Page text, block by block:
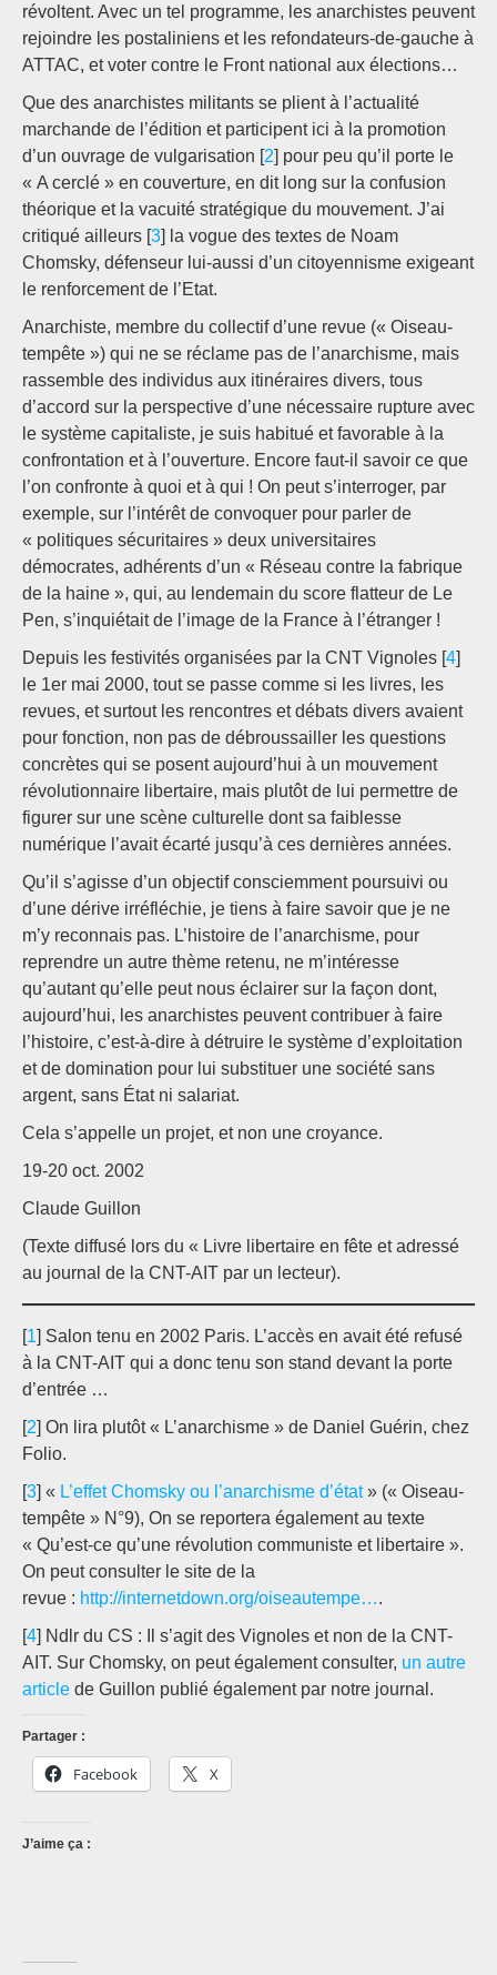
révoltent. Avec un tel programme, les anarchistes peuvent
rejoindre les postaliniens et les refondateurs-de-gauche à
ATTAC, et voter contre le Front national aux élections…
Que des anarchistes militants se plient à l’actualité
marchande de l’édition et participent ici à la promotion
d’un ouvrage de vulgarisation [2] pour peu qu’il porte le
« A cerclé » en couverture, en dit long sur la confusion
théorique et la vacuité stratégique du mouvement. J’ai
critiqué ailleurs [3] la vogue des textes de Noam
Chomsky, défenseur lui-aussi d’un citoyennisme exigeant
le renforcement de l’Etat.
Anarchiste, membre du collectif d’une revue (« Oiseau-
tempête ») qui ne se réclame pas de l’anarchisme, mais
rassemble des individus aux itinéraires divers, tous
d’accord sur la perspective d’une nécessaire rupture avec
le système capitaliste, je suis habitué et favorable à la
confrontation et à l’ouverture. Encore faut-il savoir ce que
l’on confronte à quoi et à qui ! On peut s’interroger, par
exemple, sur l’intérêt de convoquer pour parler de
« politiques sécuritaires » deux universitaires
démocrates, adhérents d’un « Réseau contre la fabrique
de la haine », qui, au lendemain du score flatteur de Le
Pen, s’inquiétait de l’image de la France à l’étranger !
Depuis les festivités organisées par la CNT Vignoles [4]
le 1er mai 2000, tout se passe comme si les livres, les
revues, et surtout les rencontres et débats divers avaient
pour fonction, non pas de débroussailler les questions
concrètes qui se posent aujourd’hui à un mouvement
révolutionnaire libertaire, mais plutôt de lui permettre de
figurer sur une scène culturelle dont sa faiblesse
numérique l’avait écarté jusqu’à ces dernières années.
Qu’il s’agisse d’un objectif consciemment poursuivi ou
d’une dérive irréfléchie, je tiens à faire savoir que je ne
m’y reconnais pas. L’histoire de l’anarchisme, pour
reprendre un autre thème retenu, ne m’intéresse
qu’autant qu’elle peut nous éclairer sur la façon dont,
aujourd’hui, les anarchistes peuvent contribuer à faire
l’histoire, c’est-à-dire à détruire le système d’exploitation
et de domination pour lui substituer une société sans
argent, sans État ni salariat.
Cela s’appelle un projet, et non une croyance.
19-20 oct. 2002
Claude Guillon
(Texte diffusé lors du « Livre libertaire en fête et adressé
au journal de la CNT-AIT par un lecteur).
[1] Salon tenu en 2002 Paris. L’accès en avait été refusé
à la CNT-AIT qui a donc tenu son stand devant la porte
d’entrée …
[2] On lira plutôt « L’anarchisme » de Daniel Guérin, chez
Folio.
[3] « L’effet Chomsky ou l’anarchisme d’état» (« Oiseau-
tempête » N°9), On se reportera également au texte
« Qu’est-ce qu’une révolution communiste et libertaire ».
On peut consulter le site de la
revue : http://internetdown.org/oiseautempe….
[4] Ndlr du CS : Il s’agit des Vignoles et non de la CNT-
AIT. Sur Chomsky, on peut également consulter, un autre
article de Guillon publié également par notre journal.
Partager :
Facebook X
J’aime ça :